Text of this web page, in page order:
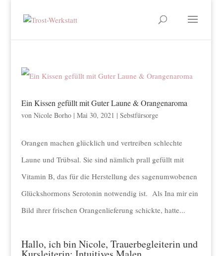
Ein Kissen gefüllt mit Guter Laune & Orangenaroma
von Nicole Borho| Mai 30, 2021 | Sebstfürsorge
Orangen machen glücklich und vertreiben schlechte
Laune und Trübsal. Sie sind nämlich prall gefüllt mit
Vitamin B, das für die Herstellung des sagenumwobenen
Glückshormons Serotonin notwendig ist. Als Ina mir ein
Bild ihrer frischen Orangenlieferung schickte, hatte...
Hallo, ich bin Nicole, Trauerbegleiterin und